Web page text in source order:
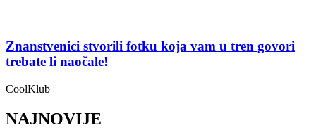
Znanstvenici stvorili fotku koja vam u tren govori
trebate li naočale!
CoolKlub
NAJNOVIJE